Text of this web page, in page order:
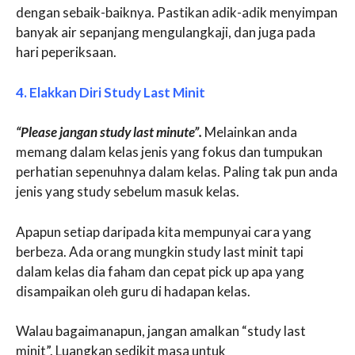
dengan sebaik-baiknya. Pastikan adik-adik menyimpan
banyak air sepanjang mengulangkaji, dan juga pada
hari peperiksaan.
4. Elakkan Diri Study Last Minit
“Please jangan study last minute”. Melainkan anda
memang dalam kelas jenis yang fokus dan tumpukan
perhatian sepenuhnya dalam kelas. Paling tak pun anda
jenis yang study sebelum masuk kelas.
Apapun setiap daripada kita mempunyai cara yang
berbeza. Ada orang mungkin study last minit tapi
dalam kelas dia faham dan cepat pick up apa yang
disampaikan oleh guru di hadapan kelas.
Walau bagaimanapun, jangan amalkan “study last
minit”. Luangkan sedikit masa untuk